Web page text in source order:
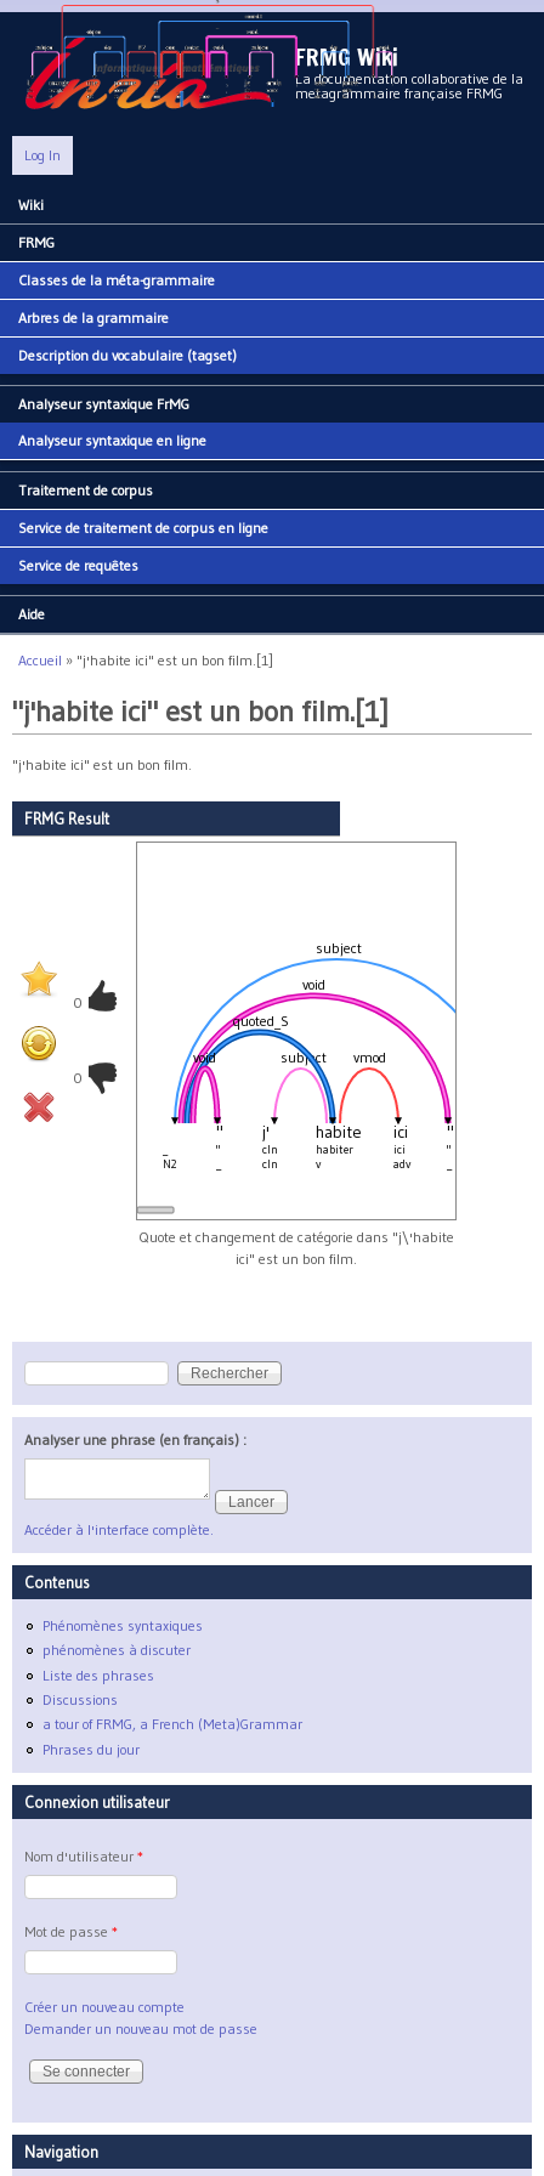
Aller au contenu principal
FRMG Wiki
La documentation collaborative de la
metagrammaire française FRMG
Log In
Main menu
Wiki
FRMG
Classes de la méta-grammaire
Arbres de la grammaire
Description du vocabulaire (tagset)
Analyseur syntaxique FrMG
Analyseur syntaxique en ligne
Traitement de corpus
Service de traitement de corpus en ligne
Service de requêtes
Aide
Vous êtes ici
Accueil » "j'habite ici" est un bon film.[1]
"j'habite ici" est un bon film.[1]
"j'habite ici" est un bon film.
FRMG Result
0
0
N2
"
"
j'
cln
cln
habite
habiter
v
ici
ici
adv
"
"
subject vmod
void
quoted_S
void
subject
Quote et changement de catégorie dans "j\'habite
ici" est un bon film.
Formulaire de recherche
Rechercher
Analyser une phrase (en français) :
Accéder à l'interface complète.
Contenus
Phénomènes syntaxiques
phénomènes à discuter
Liste des phrases
Discussions
a tour of FRMG, a French (Meta)Grammar
Phrases du jour
Connexion utilisateur
Nom d'utilisateur *
Mot de passe *
Créer un nouveau compte
Demander un nouveau mot de passe
Navigation